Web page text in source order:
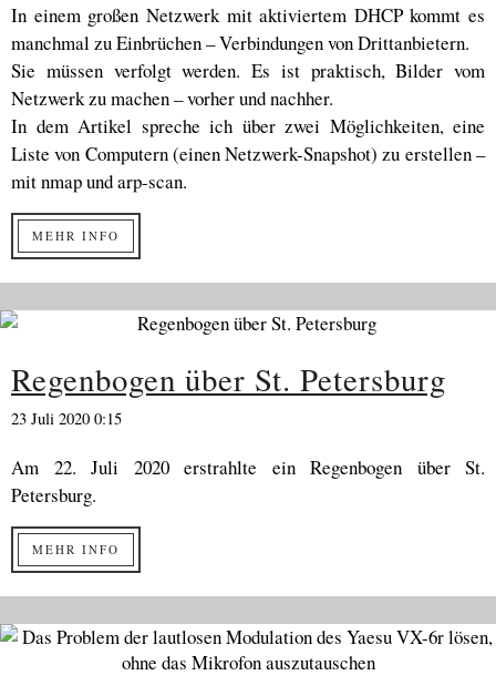
In einem großen Netzwerk mit aktiviertem DHCP kommt es
manchmal zu Einbrüchen – Verbindungen von Drittanbietern.
Sie müssen verfolgt werden. Es ist praktisch, Bilder vom
Netzwerk zu machen – vorher und nachher.
In dem Artikel spreche ich über zwei Möglichkeiten, eine
Liste von Computern (einen Netzwerk-Snapshot) zu erstellen –
mit nmap und arp-scan.
MEHR INFO
Regenbogen über St. Petersburg
23 Juli 2020 0:15
Am 22. Juli 2020 erstrahlte ein Regenbogen über St.
Petersburg.
MEHR INFO